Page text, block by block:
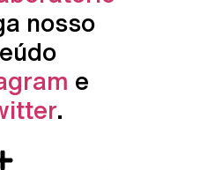
nosso
e
.